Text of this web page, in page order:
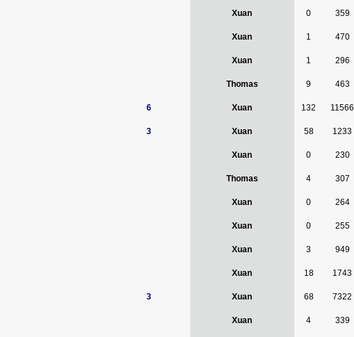
Xuan 0 359
Xuan 1 470
Xuan 1 296
Thomas 9 463
6 Xuan 132 11566
3 Xuan 58 1233
Xuan 0 230
Thomas 4 307
Xuan 0 264
Xuan 0 255
Xuan 3 949
Xuan 18 1743
3 Xuan 68 7322
Xuan 4 339